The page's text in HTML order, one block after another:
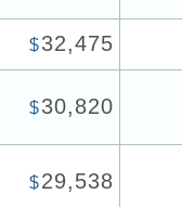
$32,475
$30,820
$29,538